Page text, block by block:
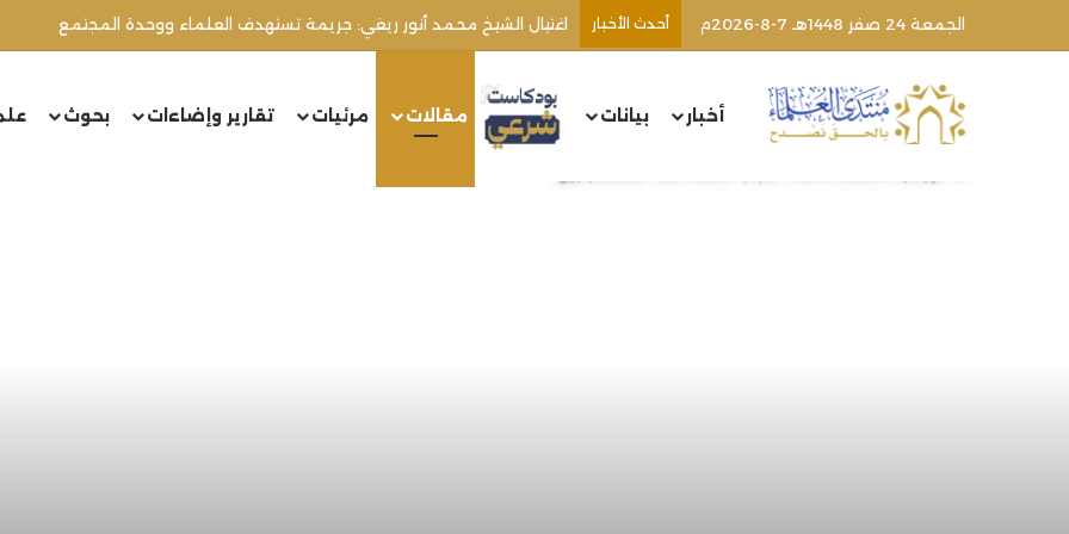
الجمعة 24 صفر 1448هـ 7-8-2026م أحدث الأخبار
أخبار بيانات مقالات مرئيات تقارير وإضاءات بحوث